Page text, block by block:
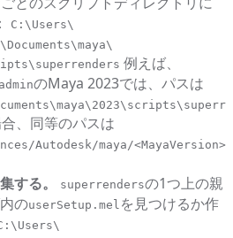
C:\Users\
例えば、
adminのMaya 2023では、パスは
、同等のパスは
Autodesk/maya/
する。 superrendersの1つ上の親
のuserSetup.mel を見つけるか作